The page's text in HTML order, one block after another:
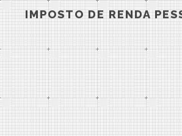
IMPOSTO DE RENDA